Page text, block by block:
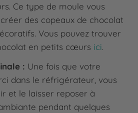
Ce type de moule vous
des copeaux de chocolat
Vous pouvez trouver
en petits cœurs ici.
: Une fois que votre
dans le réfrigérateur, vous
et le laisser reposer à
pendant quelques